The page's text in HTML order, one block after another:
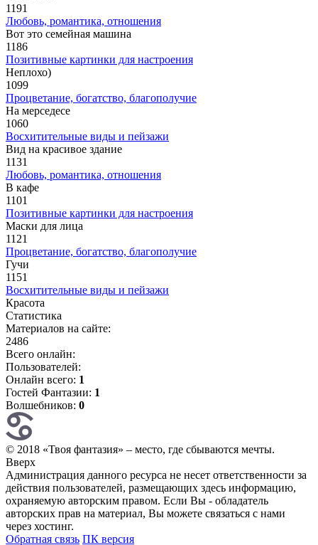
1191
Любовь, романтика, отношения
Вот это семейная машина
1186
Позитивные картинки для настроения
Неплохо)
1099
Процветание, богатство, благополучие
На мерседесе
1060
Восхитительные виды и пейзажи
Вид на красивое здание
1131
Любовь, романтика, отношения
В кафе
1101
Позитивные картинки для настроения
Маски для лица
1121
Процветание, богатство, благополучие
Гучи
1151
Восхитительные виды и пейзажи
Красота
Статистика
Материалов на сайте:
2486
Всего онлайн:
Пользователей:
Онлайн всего: 1
Гостей Фантазии: 1
Волшебников: 0
© 2018 «Твоя фантазия» – место, где сбываются мечты.
Вверх
Администрация данного ресурса не несет ответственности за
действия пользователей, размещающих здесь информацию,
охраняемую авторским правом. Если Вы - обладатель
авторских прав на материал, Вы можете связаться с нами
через хостинг.
Обратная связь ПК версия